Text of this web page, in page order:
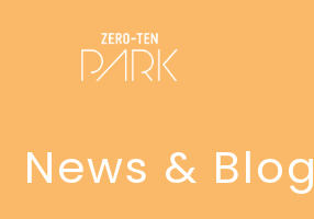
News & Blog